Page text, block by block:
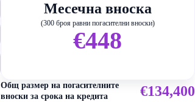
Месечна вноска
(300 броя равни погасителни вноски)
€448
Общ размер на погасителните
вноски за срока на кредита
€134,400